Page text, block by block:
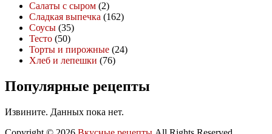
Салаты с сыром (2)
Сладкая выпечка (162)
Соусы (35)
Тесто (50)
Торты и пирожные (24)
Хлеб и лепешки (76)
Популярные рецепты
Извините. Данных пока нет.